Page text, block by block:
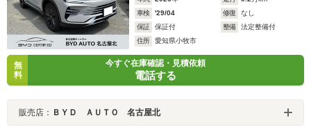
車検
'29/04 修復
なし
保証
保証付 整備
法定整備付
住所
愛知県小牧市
無
料
今すぐ在庫確認・見積依頼
電話する
販売店： ＢＹＤ ＡＵＴＯ 名古屋北